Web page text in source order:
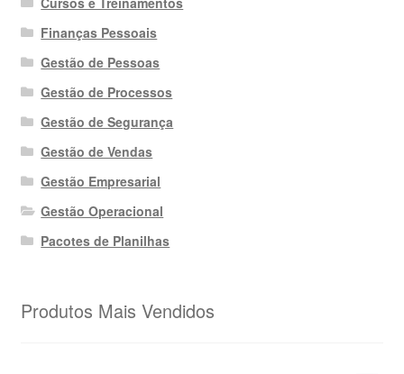
Finanças Pessoais
Gestão de Pessoas
Gestão de Processos
Gestão de Segurança
Gestão de Vendas
Gestão Empresarial
Gestão Operacional
Pacotes de Planilhas
Produtos Mais Vendidos